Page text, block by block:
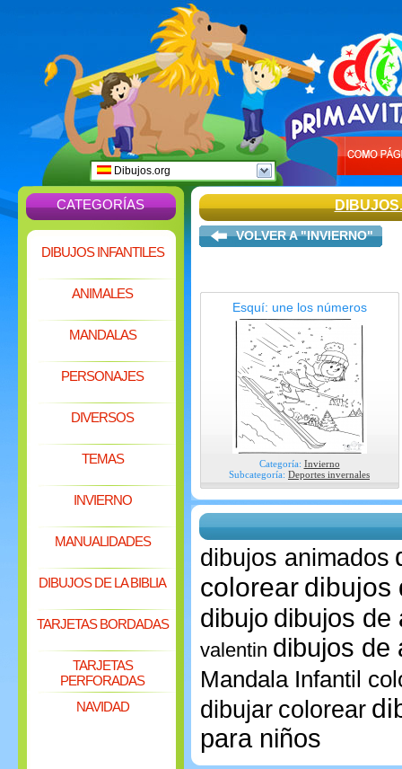
Dibujos.org
CATEGORÍAS
DIBUJOS INFANTILES
ANIMALES
MANDALAS
PERSONAJES
DIVERSOS
TEMAS
INVIERNO
MANUALIDADES
DIBUJOS DE LA BIBLIA
TARJETAS BORDADAS
TARJETAS
PERFORADAS
NAVIDAD
VOLVER A "INVIERNO"
Esquí: une los números
Categoría: Invierno
Subcategoría: Deportes invernales
dibujos animados
colorear dibujos
dibujo dibujos de
valentin dibujos de
Mandala Infantil
dibujar colorear
para niños